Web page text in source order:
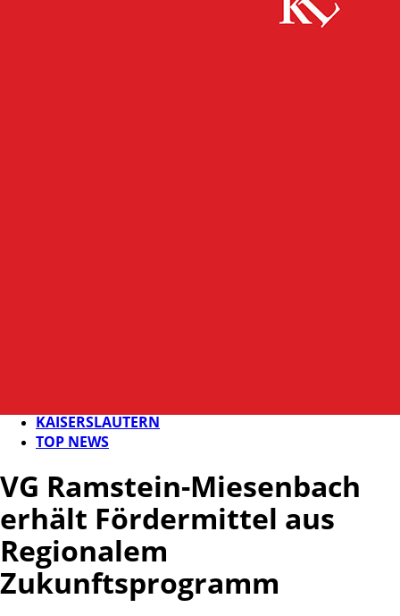
KAISERSLAUTERN
TOP NEWS
VG Ramstein-Miesenbach
erhält Fördermittel aus
Regionalem
Zukunftsprogramm